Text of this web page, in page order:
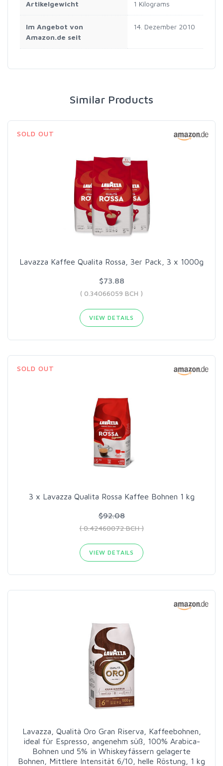
Artikelgewicht ‎1 Kilograms
Im Angebot von
Amazon.de seit
14. Dezember 2010
Similar Products
SOLD OUT
Lavazza Kaffee Qualita Rossa, 3er Pack, 3 x 1000g
$73.88
( 0.34066059 BCH )
VIEW DETAILS
SOLD OUT
3 x Lavazza Qualita Rossa Kaffee Bohnen 1 kg
$92.08
( 0.42460072 BCH )
VIEW DETAILS
Lavazza, Qualità Oro Gran Riserva, Kaffeebohnen,
ideal für Espresso, angenehm süß, 100% Arabica-
Bohnen und 5% in Whiskeyfässern gelagerte
Bohnen, Mittlere Intensität 6/10, helle Röstung, 1 kg